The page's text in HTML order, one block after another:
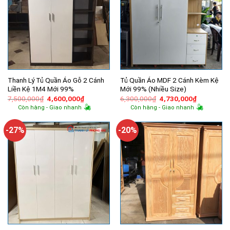
Thanh Lý Tủ Quần Áo Gỗ 2 Cánh
Liền Kệ 1M4 Mới 99%
7,500,000₫ Giá
gốc
là:
4,600,000₫Giá
hiện
tại
4,600,000₫.
Còn hàng - Giao nhanh
Tủ Quần Áo MDF 2 Cánh Kèm Kệ
Mới 99% (Nhiều Size)
6,300,000₫ Giá
gốc
là:
4,730,000₫Giá
hiện
tại
Còn hàng - Giao nhanh
-27% -20%